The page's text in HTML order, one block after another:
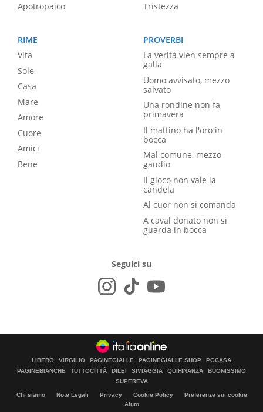
Apotropaico
Tristezza
RIME
Vita
Sole
Casa
Mare
Amore
Cuore
Amici
Bene
PROVERBI
La verità vien sempre a
galla
Uomo avvisato, mezzo
salvato
Una rondine non fa
primavera
Il mattino ha l'oro in
bocca
Mal comune, mezzo
gaudio
Il gioco non vale la
candela
Al cuor non si comanda
A caval donato non si
guarda in bocca
Seguici su
LIBERO VIRGILIO PAGINEGIALLE PAGINEGIALLE SHOP
PGCASA
PAGINEBIANCHE
TUTTOCITTÀ DILEI SIVIAGGIA QUIFINANZA
BUONISSIMO
SUPEREVA
Chi siamo Note Legali Privacy Cookie Policy
Preferenze sui cookie
Aiuto